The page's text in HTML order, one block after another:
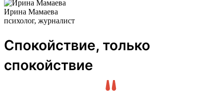
Ирина Мамаева
психолог, журналист
Спокойствие, только
спокойствие